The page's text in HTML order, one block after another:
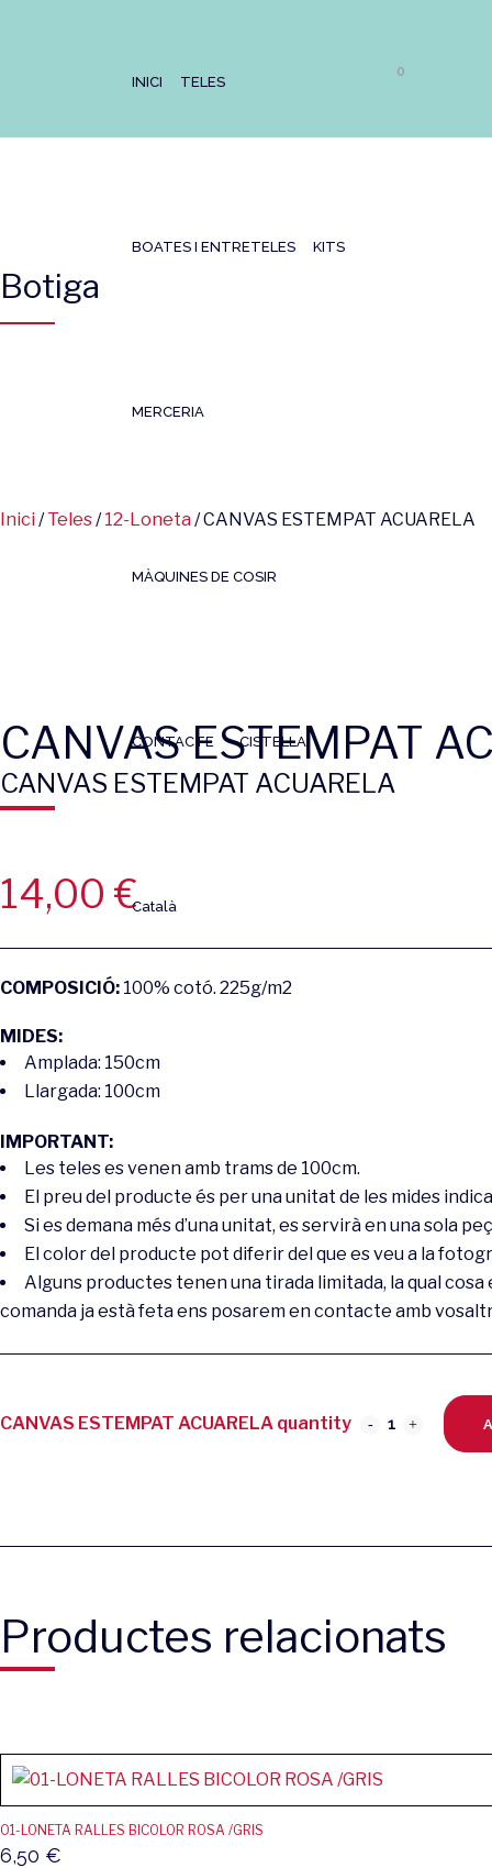
0
INICI TELES
BOATES I ENTRETELES KITS
MERCERIA
MÀQUINES DE COSIR
CONTACTE CISTELLA
Català
Botiga
Inici /Teles/12-Loneta / CANVAS ESTEMPAT ACUARELA
CANVAS ESTEMPAT
CANVAS ESTEMPAT ACUARELA
14,00 €
COMPOSICIÓ: 100% cotó. 225g/m2
MIDES:
Amplada: 150cm
Llargada: 100cm
IMPORTANT:
Les teles es venen amb trams de 100cm.
El preu del producte és per una unitat de les mides
Si es demana més d’una unitat, es servirà en una sola
El color del producte pot diferir del que es veu a la
Alguns productes tenen una tirada limitada, la qual
comanda ja està feta ens posarem en contacte amb
CANVAS ESTEMPAT ACUARELA quantity
Productes relacionats
01-LONETA RALLES BICOLOR ROSA /GRIS
6,50 €